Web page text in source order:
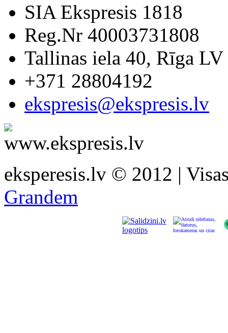
SIA Ekspresis 1818
Reg.Nr 40003731808
Tallinas iela 40, Rīga LV
+371 28804192
ekspresis@ekspresis.lv
eksperesis.lv © 2012 |
Grandem